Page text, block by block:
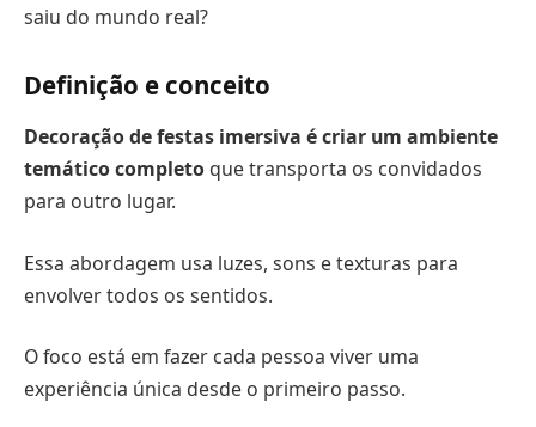
saiu do mundo real?
Definição e conceito
Decoração de festas imersiva é criar um ambiente
temático completo que transporta os convidados
para outro lugar.
Essa abordagem usa luzes, sons e texturas para
envolver todos os sentidos.
O foco está em fazer cada pessoa viver uma
experiência única desde o primeiro passo.